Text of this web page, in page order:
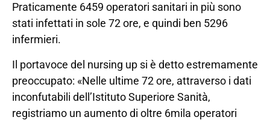
Praticamente 6459 operatori sanitari in più sono
stati infettati in sole 72 ore, e quindi ben 5296
infermieri.
Il portavoce del nursing up si è detto estremamente
preoccupato: «Nelle ultime 72 ore, attraverso i dati
inconfutabili dell’Istituto Superiore Sanità,
registriamo un aumento di oltre 6mila operatori